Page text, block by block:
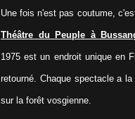
Une fois n'est pas coutume,
Théâtre du Peuple à
1975 est un endroit unique en
retourné. Chaque spectacle a
sur la forêt vosgienne.